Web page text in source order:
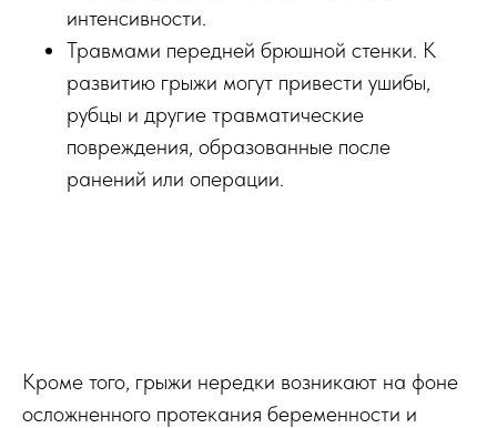
интенсивности.
Травмами передней брюшной стенки. К
развитию грыжи могут привести ушибы,
рубцы и другие травматические
повреждения, образованные после
ранений или операции.
Кроме того, грыжи нередки возникают на фоне
осложненного протекания беременности и